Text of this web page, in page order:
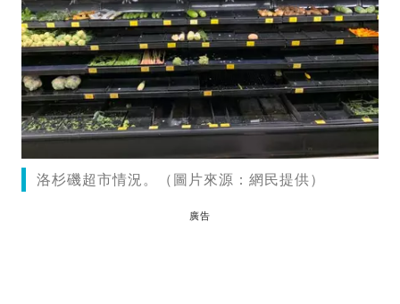
洛杉磯超市情況。（圖片來源：網民提供）
廣告